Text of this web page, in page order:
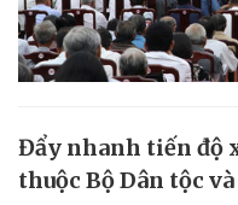
Đẩy nhanh tiến độ
thuộc Bộ Dân tộc